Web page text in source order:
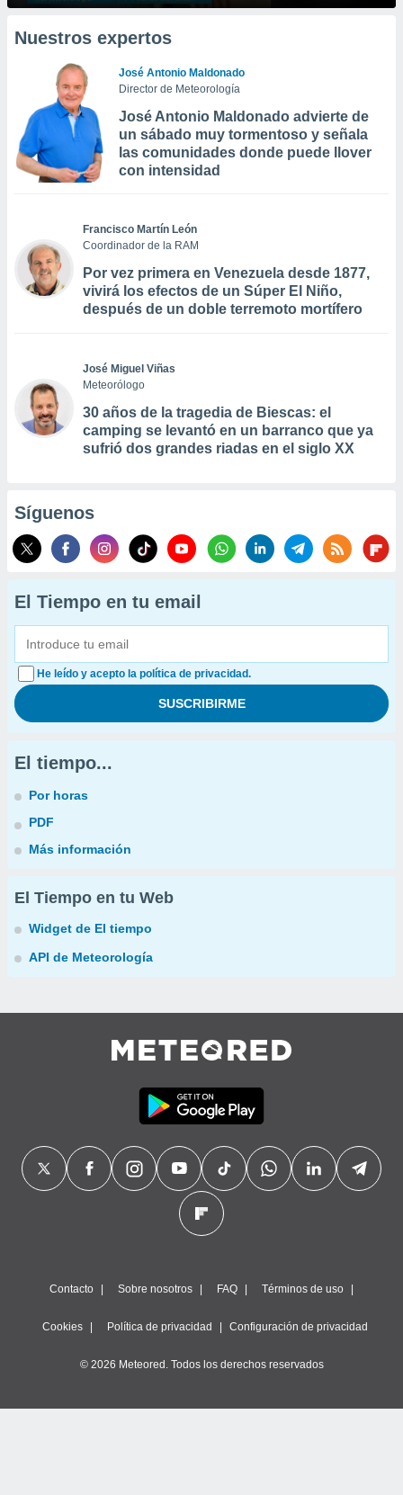
Nuestros expertos
José Antonio Maldonado
Director de Meteorología
José Antonio Maldonado advierte de
un sábado muy tormentoso y señala
las comunidades donde puede llover
con intensidad
Francisco Martín León
Coordinador de la RAM
Por vez primera en Venezuela desde 1877,
vivirá los efectos de un Súper El Niño,
después de un doble terremoto mortífero
José Miguel Viñas
Meteorólogo
30 años de la tragedia de Biescas: el
camping se levantó en un barranco que ya
sufrió dos grandes riadas en el siglo XX
Síguenos
El Tiempo en tu email
He leído y acepto la política de privacidad.
El tiempo...
Por horas
PDF
Más información
El Tiempo en tu Web
Widget de El tiempo
API de Meteorología
Contacto Sobre nosotros FAQ Términos de uso
Cookies Política de privacidad Configuración de privacidad
© 2026 Meteored. Todos los derechos reservados